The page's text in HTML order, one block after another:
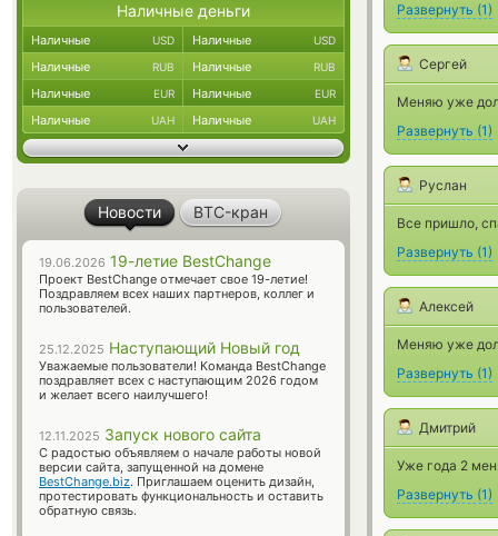
Развернуть (1)
Сергей
Меняю уже
Развернуть (1)
Руслан
Все пришло,
Развернуть (1)
Алексей
Меняю уже
Развернуть (1)
Дмитрий
Уже года 2
Развернуть (1)
Наличные деньги
Наличные USD Наличные USD
Наличные RUB Наличные RUB
Наличные EUR Наличные EUR
Наличные UAH Наличные UAH
Новости BTC-кран
19.06.2026 19-летие BestChange
Проект BestChange отмечает свое 19-летие!
Поздравляем всех наших партнеров, коллег и
пользователей.
25.12.2025 Наступающий Новый год
Уважаемые пользователи! Команда BestChange
поздравляет всех с наступающим 2026 годом
и желает всего наилучшего!
12.11.2025 Запуск нового сайта
С радостью объявляем о начале работы новой
версии сайта, запущенной на домене
BestChange.biz. Приглашаем оценить дизайн,
протестировать функциональность и оставить
обратную связь.